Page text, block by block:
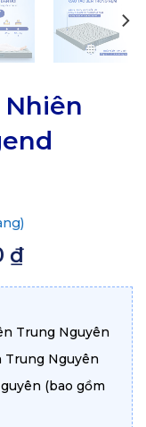
Nhiên
₫Khoảng
8.600.000 ₫
Trung Nguyên
Trung Nguyên
(bao gồm